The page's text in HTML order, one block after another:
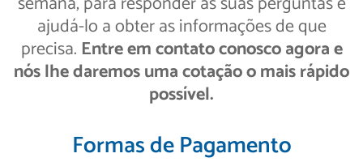
ajudá-lo a obter as informações de que
precisa. Entre em contato conosco agora e
nós lhe daremos uma cotação o mais rápido
possível.
Formas de Pagamento